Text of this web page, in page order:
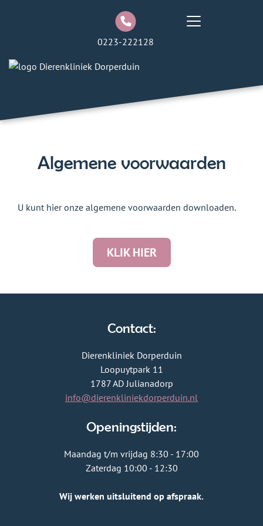
0223-222128
Algemene voorwaarden
U kunt hier onze algemene voorwaarden downloaden.
KLIK HIER
Contact:
Dierenkliniek Dorperduin
Loopuytpark 11
1787 AD Julianadorp
info@dierenkliniekdorperduin.nl
Openingstijden:
Maandag t/m vrijdag 8:30 - 17:00
Zaterdag 10:00 - 12:30
Wij werken uitsluitend op afspraak.